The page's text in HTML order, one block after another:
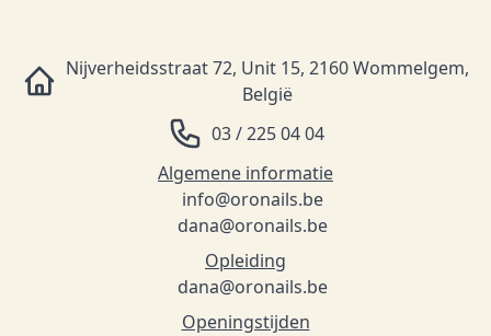
Nijverheidsstraat 72, Unit 15, 2160 Wommelgem,
België
03 / 225 04 04
Algemene informatie
info@oronails.be
dana@oronails.be
Opleiding
dana@oronails.be
Openingstijden